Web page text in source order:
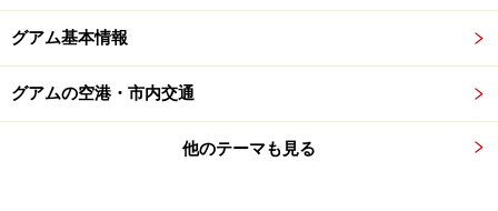
グアム基本情報
グアムの空港・市内交通
他のテーマも見る